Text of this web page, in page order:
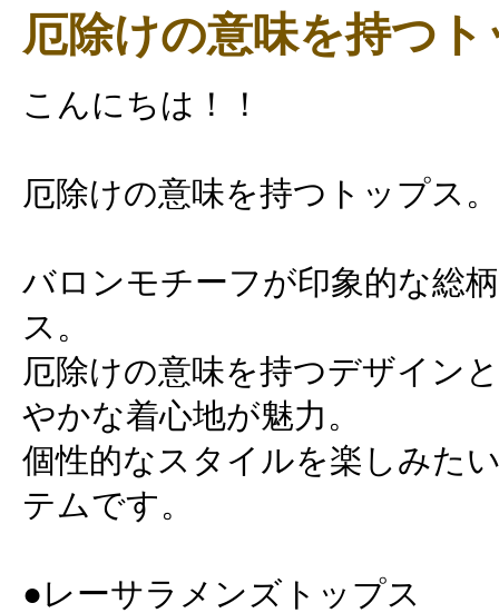
厄除けの意味を持つ
こんにちは！！
厄除けの意味を持つトップス。
バロンモチーフが印象的な総
ス。
厄除けの意味を持つデザイン
やかな着心地が魅力。
個性的なスタイルを楽しみた
テムです。
●レーサラメンズトップス